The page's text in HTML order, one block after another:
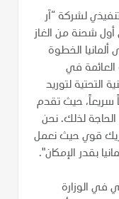
لشركة “آر
أول شحنة من الغاز
الخطوة
العائمة في
التحتية لتوريد
سريعاً، حيث تقدم
الحاجة لذلك. نحن
قوي حيث نعمل
بقدر الإمكان".
في الوزارة